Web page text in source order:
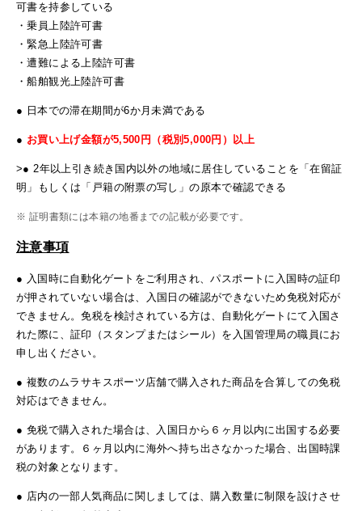
可書を持参している
・乗員上陸許可書
・緊急上陸許可書
・遭難による上陸許可書
・船舶観光上陸許可書
● 日本での滞在期間が6か月未満である
● お買い上げ金額が5,500円（税別5,000円）以上
>● 2年以上引き続き国内以外の地域に居住していることを「在留証
明」もしくは「戸籍の附票の写し」の原本で確認できる
※ 証明書類には本籍の地番までの記載が必要です。
注意事項
● 入国時に自動化ゲートをご利用され、パスポートに入国時の証印
が押されていない場合は、入国日の確認ができないため免税対応が
できません。免税を検討されている方は、自動化ゲートにて入国さ
れた際に、証印（スタンプまたはシール）を入国管理局の職員にお
申し出ください。
● 複数のムラサキスポーツ店舗で購入された商品を合算しての免税
対応はできません。
● 免税で購入された場合は、入国日から６ヶ月以内に出国する必要
があります。６ヶ月以内に海外へ持ち出さなかった場合、出国時課
税の対象となります。
● 店内の一部人気商品に関しましては、購入数量に制限を設けさせ